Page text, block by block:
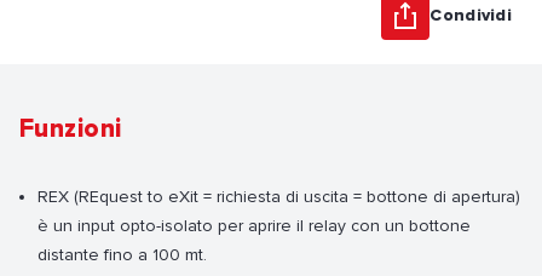
Condividi
Funzioni
REX (REquest to eXit = richiesta di uscita = bottone di apertura)
è un input opto-isolato per aprire il relay con un bottone
distante fino a 100 mt.